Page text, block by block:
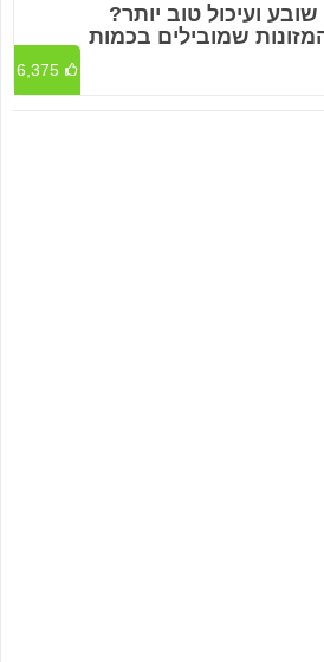
שובע ועיכול טוב יותר?
שמובילים בכמות
6,375